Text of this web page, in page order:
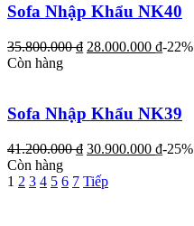
Sofa Nhập Khẩu NK40
35.800.000₫ 28.000.000 ₫-22%
Còn hàng
Sofa Nhập Khẩu NK39
41.200.000₫ 30.900.000 ₫-25%
Còn hàng
1 2 3 4 5 6 7 Tiếp